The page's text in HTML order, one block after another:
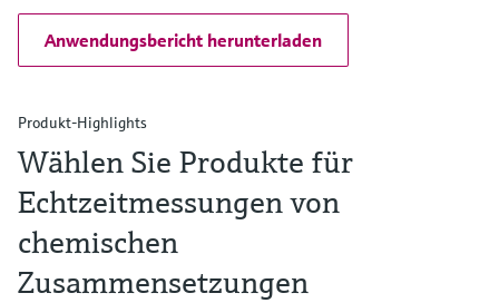
Anwendungsbericht herunterladen
Produkt-Highlights
Wählen Sie Produkte für
Echtzeitmessungen von
chemischen
Zusammensetzungen